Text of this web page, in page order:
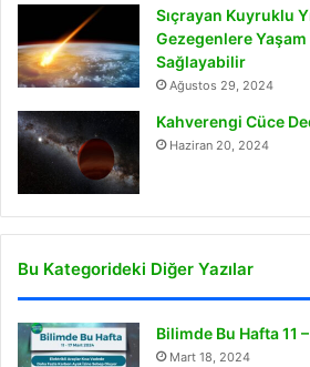
Sıçrayan Kuyruklu
Gezegenlere Yaşam
Sağlayabilir
Ağustos 29, 2024
Kahverengi Cüce
Haziran 20, 2024
Bu Kategorideki Diğer Yazılar
Bilimde Bu Hafta 11
Mart 18, 2024